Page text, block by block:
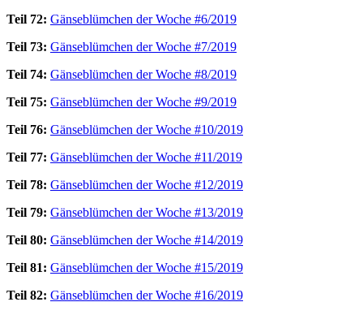
Teil 72: Gänseblümchen der Woche #6/2019
Teil 73: Gänseblümchen der Woche #7/2019
Teil 74: Gänseblümchen der Woche #8/2019
Teil 75: Gänseblümchen der Woche #9/2019
Teil 76: Gänseblümchen der Woche #10/2019
Teil 77: Gänseblümchen der Woche #11/2019
Teil 78: Gänseblümchen der Woche #12/2019
Teil 79: Gänseblümchen der Woche #13/2019
Teil 80: Gänseblümchen der Woche #14/2019
Teil 81: Gänseblümchen der Woche #15/2019
Teil 82: Gänseblümchen der Woche #16/2019